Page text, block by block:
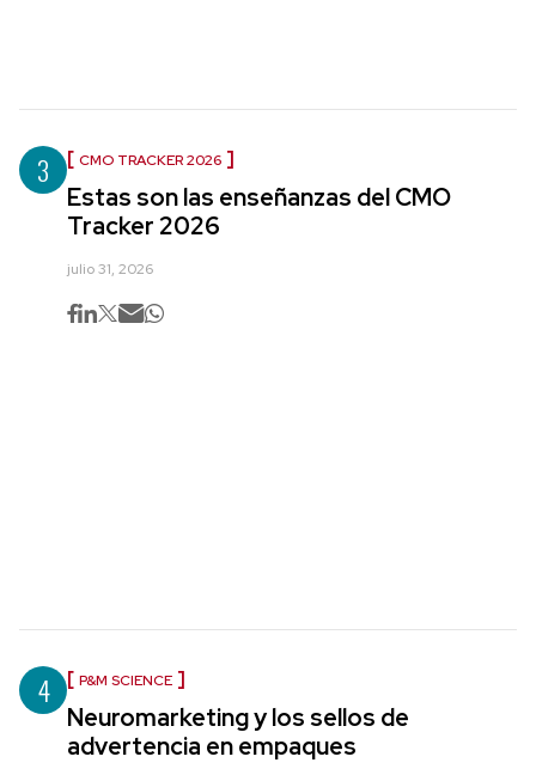
3 CMO TRACKER 2026
Estas son las enseñanzas del CMO
Tracker 2026
julio 31, 2026
4 P&M SCIENCE
Neuromarketing y los sellos de
advertencia en empaques